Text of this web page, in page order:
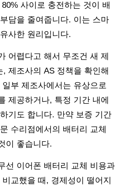
사이로 충전하는 것이 배
담을 줄여줍니다. 이는 스마
사한 원리입니다.
어렵다고 해서 무조건 새 제
제조사의 AS 정책을 확인해
부 제조사에서는 유상으로
제공하거나, 특정 기간 내에
기도 합니다. 만약 보증 기간
수리점에서의 배터리 교체
이 좋습니다.
선 이어폰 배터리 교체 비용과
교했을 때, 경제성이 떨어지